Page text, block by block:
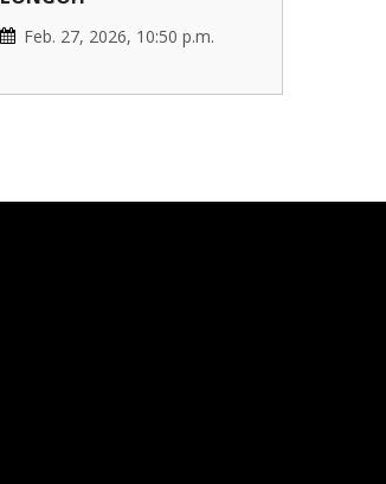
Feb. 27, 2026, 10:50 p.m.